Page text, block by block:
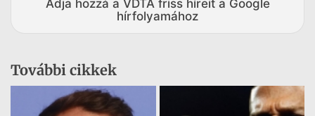
Adja hozzá a VDTA friss híreit a Google
hírfolyamához
További cikkek